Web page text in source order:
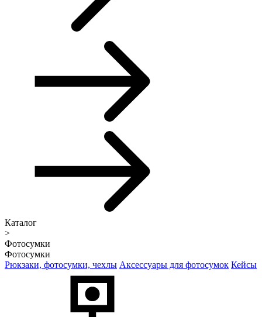
Каталог
>
Фотосумки
Фотосумки
Рюкзаки, фотосумки, чехлы Аксессуары для фотосумок Кейсы